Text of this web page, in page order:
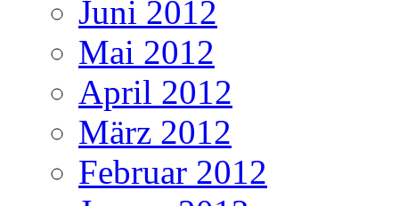
Juni 2012
Mai 2012
April 2012
März 2012
Februar 2012